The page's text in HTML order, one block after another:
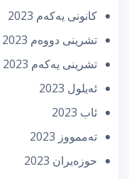
كانونی یه‌كه‌م 2023
تشرینی دووه‌م 2023
تشرینی یه‌كه‌م 2023
ئه‌یلول 2023
ئاب 2023
تەممووز 2023
حوزه‌یران 2023